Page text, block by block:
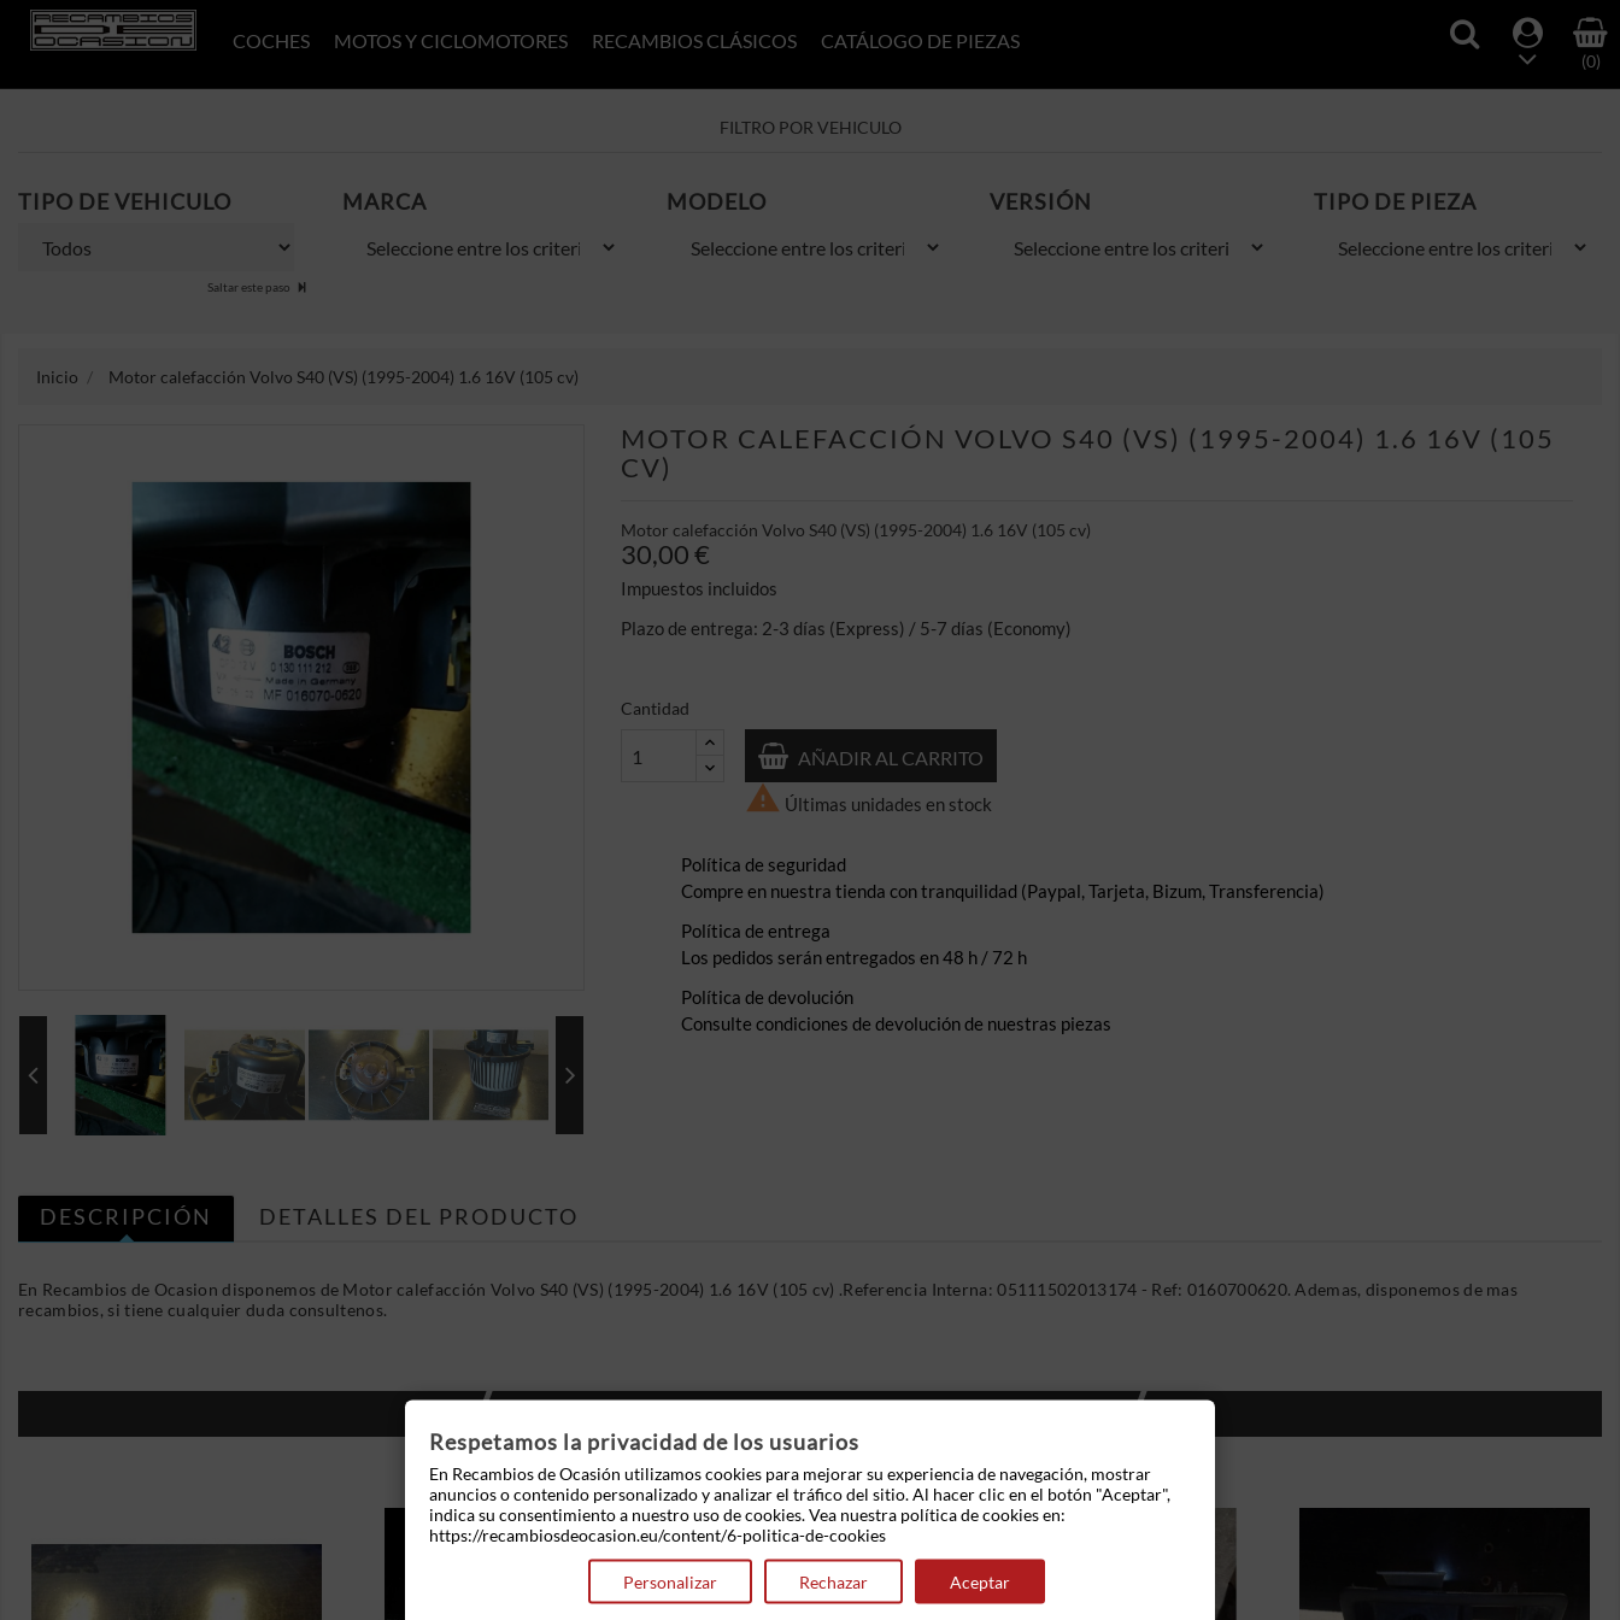
COCHES MOTOS Y CICLOMOTORES RECAMBIOS CLÁSICOS CATÁLOGO DE PIEZAS
(0)
FILTRO POR VEHICULO
TIPO DE VEHICULO
Saltar este paso
MARCA MODELO VERSIÓN TIPO DE PIEZA
Inicio Motor calefacción Volvo S40 (VS) (1995-2004) 1.6 16V (105 cv)
MOTOR CALEFACCIÓN VOLVO S40 (VS) (1995-2004) 1.6 16V (105
CV)
Motor calefacción Volvo S40 (VS) (1995-2004) 1.6 16V (105 cv)
30,00 €
Impuestos incluidos
Plazo de entrega: 2-3 días (Express) / 5-7 días (Economy)
Cantidad
AÑADIR AL CARRITO
 Últimas unidades en stock
Política de seguridad
Compre en nuestra tienda con tranquilidad (Paypal, Tarjeta, Bizum, Transferencia)
Política de entrega
Los pedidos serán entregados en 48 h / 72 h
Política de devolución
Consulte condiciones de devolución de nuestras piezas
DESCRIPCIÓN DETALLES DEL PRODUCTO
En Recambios de Ocasion disponemos de Motor calefacción Volvo S40 (VS) (1995-2004) 1.6 16V (105 cv) .Referencia Interna: 05111502013174 - Ref: 0160700620. Ademas, disponemos de mas
recambios, si tiene cualquier duda consultenos.
Respetamos la privacidad de los usuarios
En Recambios de Ocasión utilizamos cookies para mejorar su experiencia de navegación, mostrar
anuncios o contenido personalizado y analizar el tráfico del sitio. Al hacer clic en el botón "Aceptar",
indica su consentimiento a nuestro uso de cookies. Vea nuestra política de cookies en:
https://recambiosdeocasion.eu/content/6-politica-de-cookies
Personalizar Rechazar Aceptar